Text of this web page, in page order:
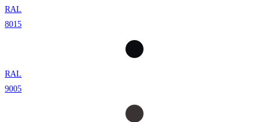
RAL
8015
RAL
9005